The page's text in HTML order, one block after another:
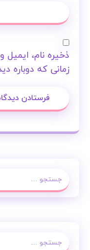
ذخیره نام،
زمانی که دوباره
فرستادن